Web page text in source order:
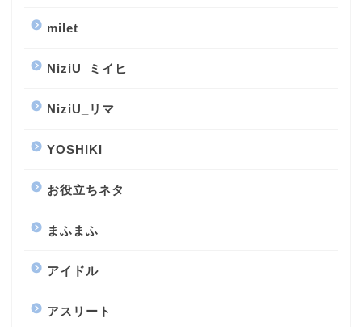
milet
NiziU_ミイヒ
NiziU_リマ
YOSHIKI
お役立ちネタ
まふまふ
アイドル
アスリート